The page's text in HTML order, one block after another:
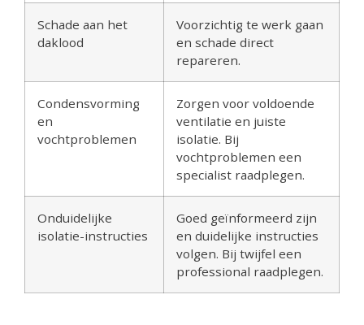
Schade aan het
daklood
Voorzichtig te werk gaan
en schade direct
repareren.
Condensvorming
en
vochtproblemen
Zorgen voor voldoende
ventilatie en juiste
isolatie. Bij
vochtproblemen een
specialist raadplegen.
Onduidelijke
isolatie-instructies
Goed geïnformeerd zijn
en duidelijke instructies
volgen. Bij twijfel een
professional raadplegen.